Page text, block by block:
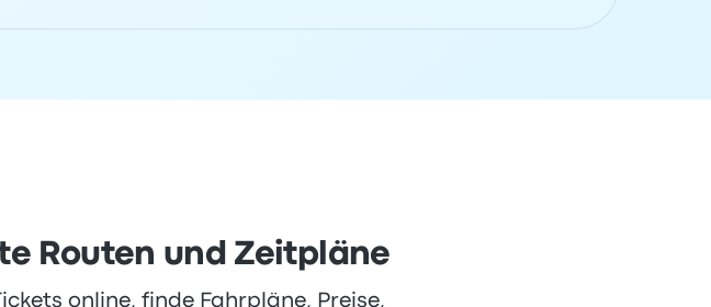
Routen und Zeitpläne
online, finde Fahrpläne, Preise,